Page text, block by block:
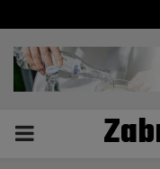
PRIMARY